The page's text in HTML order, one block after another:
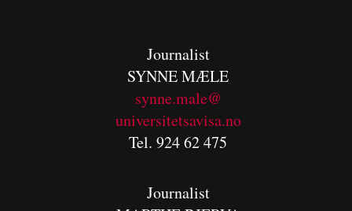
Journalist
SYNNE MÆLE
synne.male@
universitetsavisa.no
Tel. 924 62 475
Journalist